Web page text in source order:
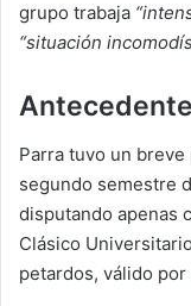
grupo trabaja
“situación
Parra tuvo un
segundo semestre
disputando apenas
Clásico
petardos, válido